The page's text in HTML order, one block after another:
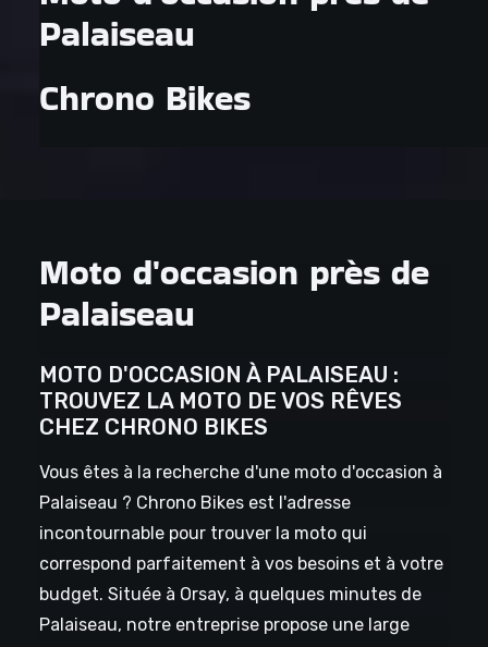
Palaiseau
Chrono Bikes
Moto d'occasion près de
Palaiseau
MOTO D'OCCASION À PALAISEAU :
TROUVEZ LA MOTO DE VOS RÊVES
CHEZ CHRONO BIKES
Vous êtes à la recherche d'une moto d'occasion à
Palaiseau ? Chrono Bikes est l'adresse
incontournable pour trouver la moto qui
correspond parfaitement à vos besoins et à votre
budget. Située à Orsay, à quelques minutes de
Palaiseau, notre entreprise propose une large